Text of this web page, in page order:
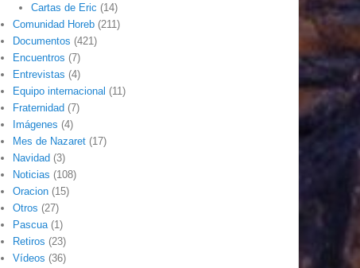
Cartas de Eric (14)
Comunidad Horeb (211)
Documentos (421)
Encuentros (7)
Entrevistas (4)
Equipo internacional (11)
Fraternidad (7)
Imágenes (4)
Mes de Nazaret (17)
Navidad (3)
Noticias (108)
Oracion (15)
Otros (27)
Pascua(1)
Retiros (23)
Vídeos (36)